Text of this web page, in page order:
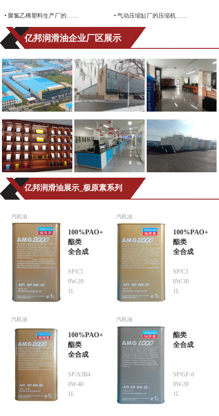
• 聚氯乙稀塑料生产厂的…… • 气动压缩缸厂的压缩机……
亿邦润滑油企业厂区展示
亿邦润滑油展示_极原素系列
汽机油
100%PAO+
酯类
全合成
SP/C5
0W-20
1L
汽机油
100%PAO+
酯类
全合成
SP/C3
0W-30
1L
汽机油
100%PAO+
酯类
全合成
SP/A3B4
0W-40
1L
汽机油
酯类
全合成
SP/GF-6
0W-20
1L